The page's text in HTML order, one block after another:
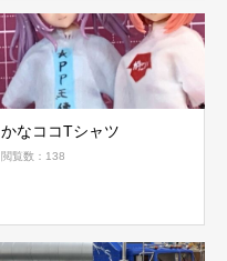
かなココTシャツ
閲覧数：138